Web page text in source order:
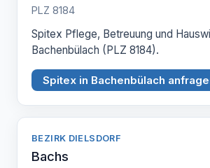
PLZ 8184
Spitex Pflege, Betreuung und
Bachenbülach (PLZ 8184).
Spitex in Bachenbülach
BEZIRK DIELSDORF
Bachs